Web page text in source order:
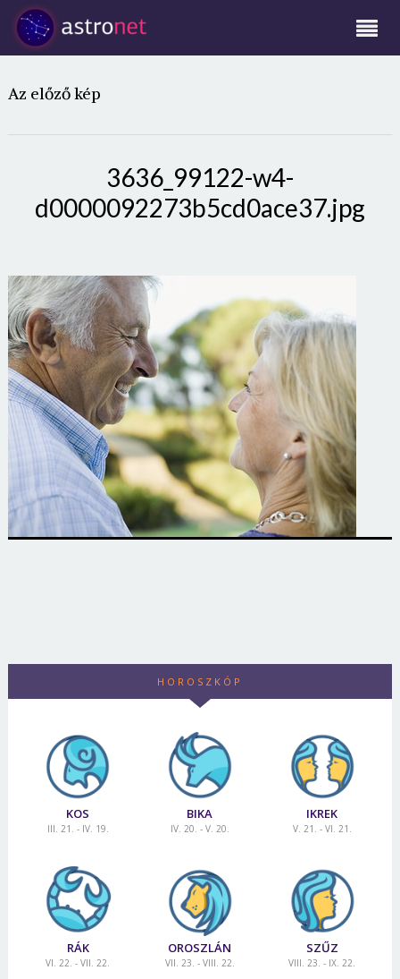
Az előző kép
3636_99122-w4-
d0000092273b5cd0ace37.jpg
HOROSZKÓP
KOS
III. 21. - IV. 19.
BIKA
IV. 20. - V. 20.
IKREK
V. 21. - VI. 21.
RÁK
VI. 22. - VII. 22.
OROSZLÁN
VII. 23. - VIII. 22.
SZŰZ
VIII. 23. - IX. 22.